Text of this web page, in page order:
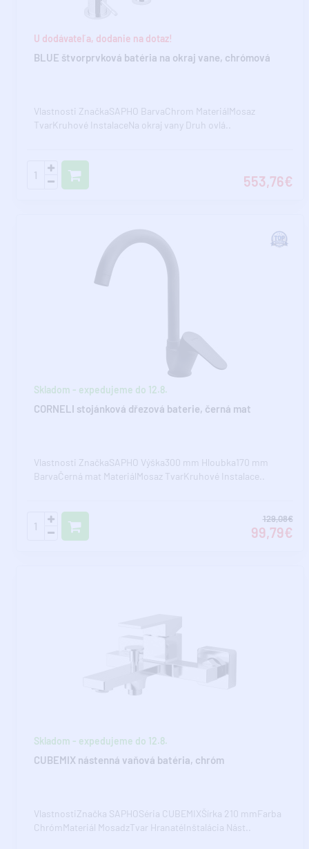
U dodávateľa, dodanie na dotaz!
BLUE štvorprvková batéria na okraj vane, chrómová
Vlastnosti ZnačkaSAPHO BarvaChrom MateriálMosaz
TvarKruhové InstalaceNa okraj vany Druh ovlá..
553,76€
Skladom - expedujeme do 12.8.
CORNELI stojánková dřezová baterie, černá mat
Vlastnosti ZnačkaSAPHO Výška300 mm Hloubka170 mm
BarvaČerná mat MateriálMosaz TvarKruhové Instalace..
129,08€
99,79€
Skladom - expedujeme do 12.8.
CUBEMIX nástenná vaňová batéria, chróm
VlastnostiZnačka SAPHOSéria CUBEMIXŠírka 210 mmFarba
ChrómMateriál MosadzTvar HranatéInštalácia Nást..